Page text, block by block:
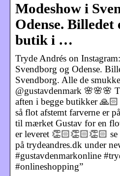
Modeshow i
Odense. Billedet
butik i …
Tryde Andrés on
Svendborg og Odense.
Svendborg. Alle de
@gustavdenmark 🌸🌸🌸
aften i begge butikker
så flot afstemt farverne er
til mærket Gustav for en
er leveret 👏🏻👏🏻👏🏻 se
på trydeandres.dk under
#gustavdenmarkonline
#onlineshopping”